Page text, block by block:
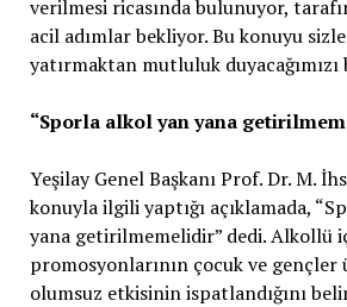
verilmesi ricasında bulunuyor,
acil adımlar bekliyor. Bu konuyu
yatırmaktan mutluluk
“Sporla alkol yan yana
Yeşilay Genel Başkanı Prof. Dr. M.
konuyla ilgili yaptığı açıklamada,
yana getirilmemelidir” dedi. Alkollü
promosyonlarının çocuk ve gençler
olumsuz etkisinin ispatlandığını